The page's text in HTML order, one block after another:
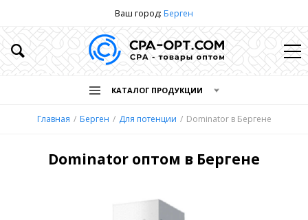
Ваш город: Берген
КАТАЛОГ ПРОДУКЦИИ
Главная Берген Для потенции Dominator в Бергене
Dominator оптом в Бергене